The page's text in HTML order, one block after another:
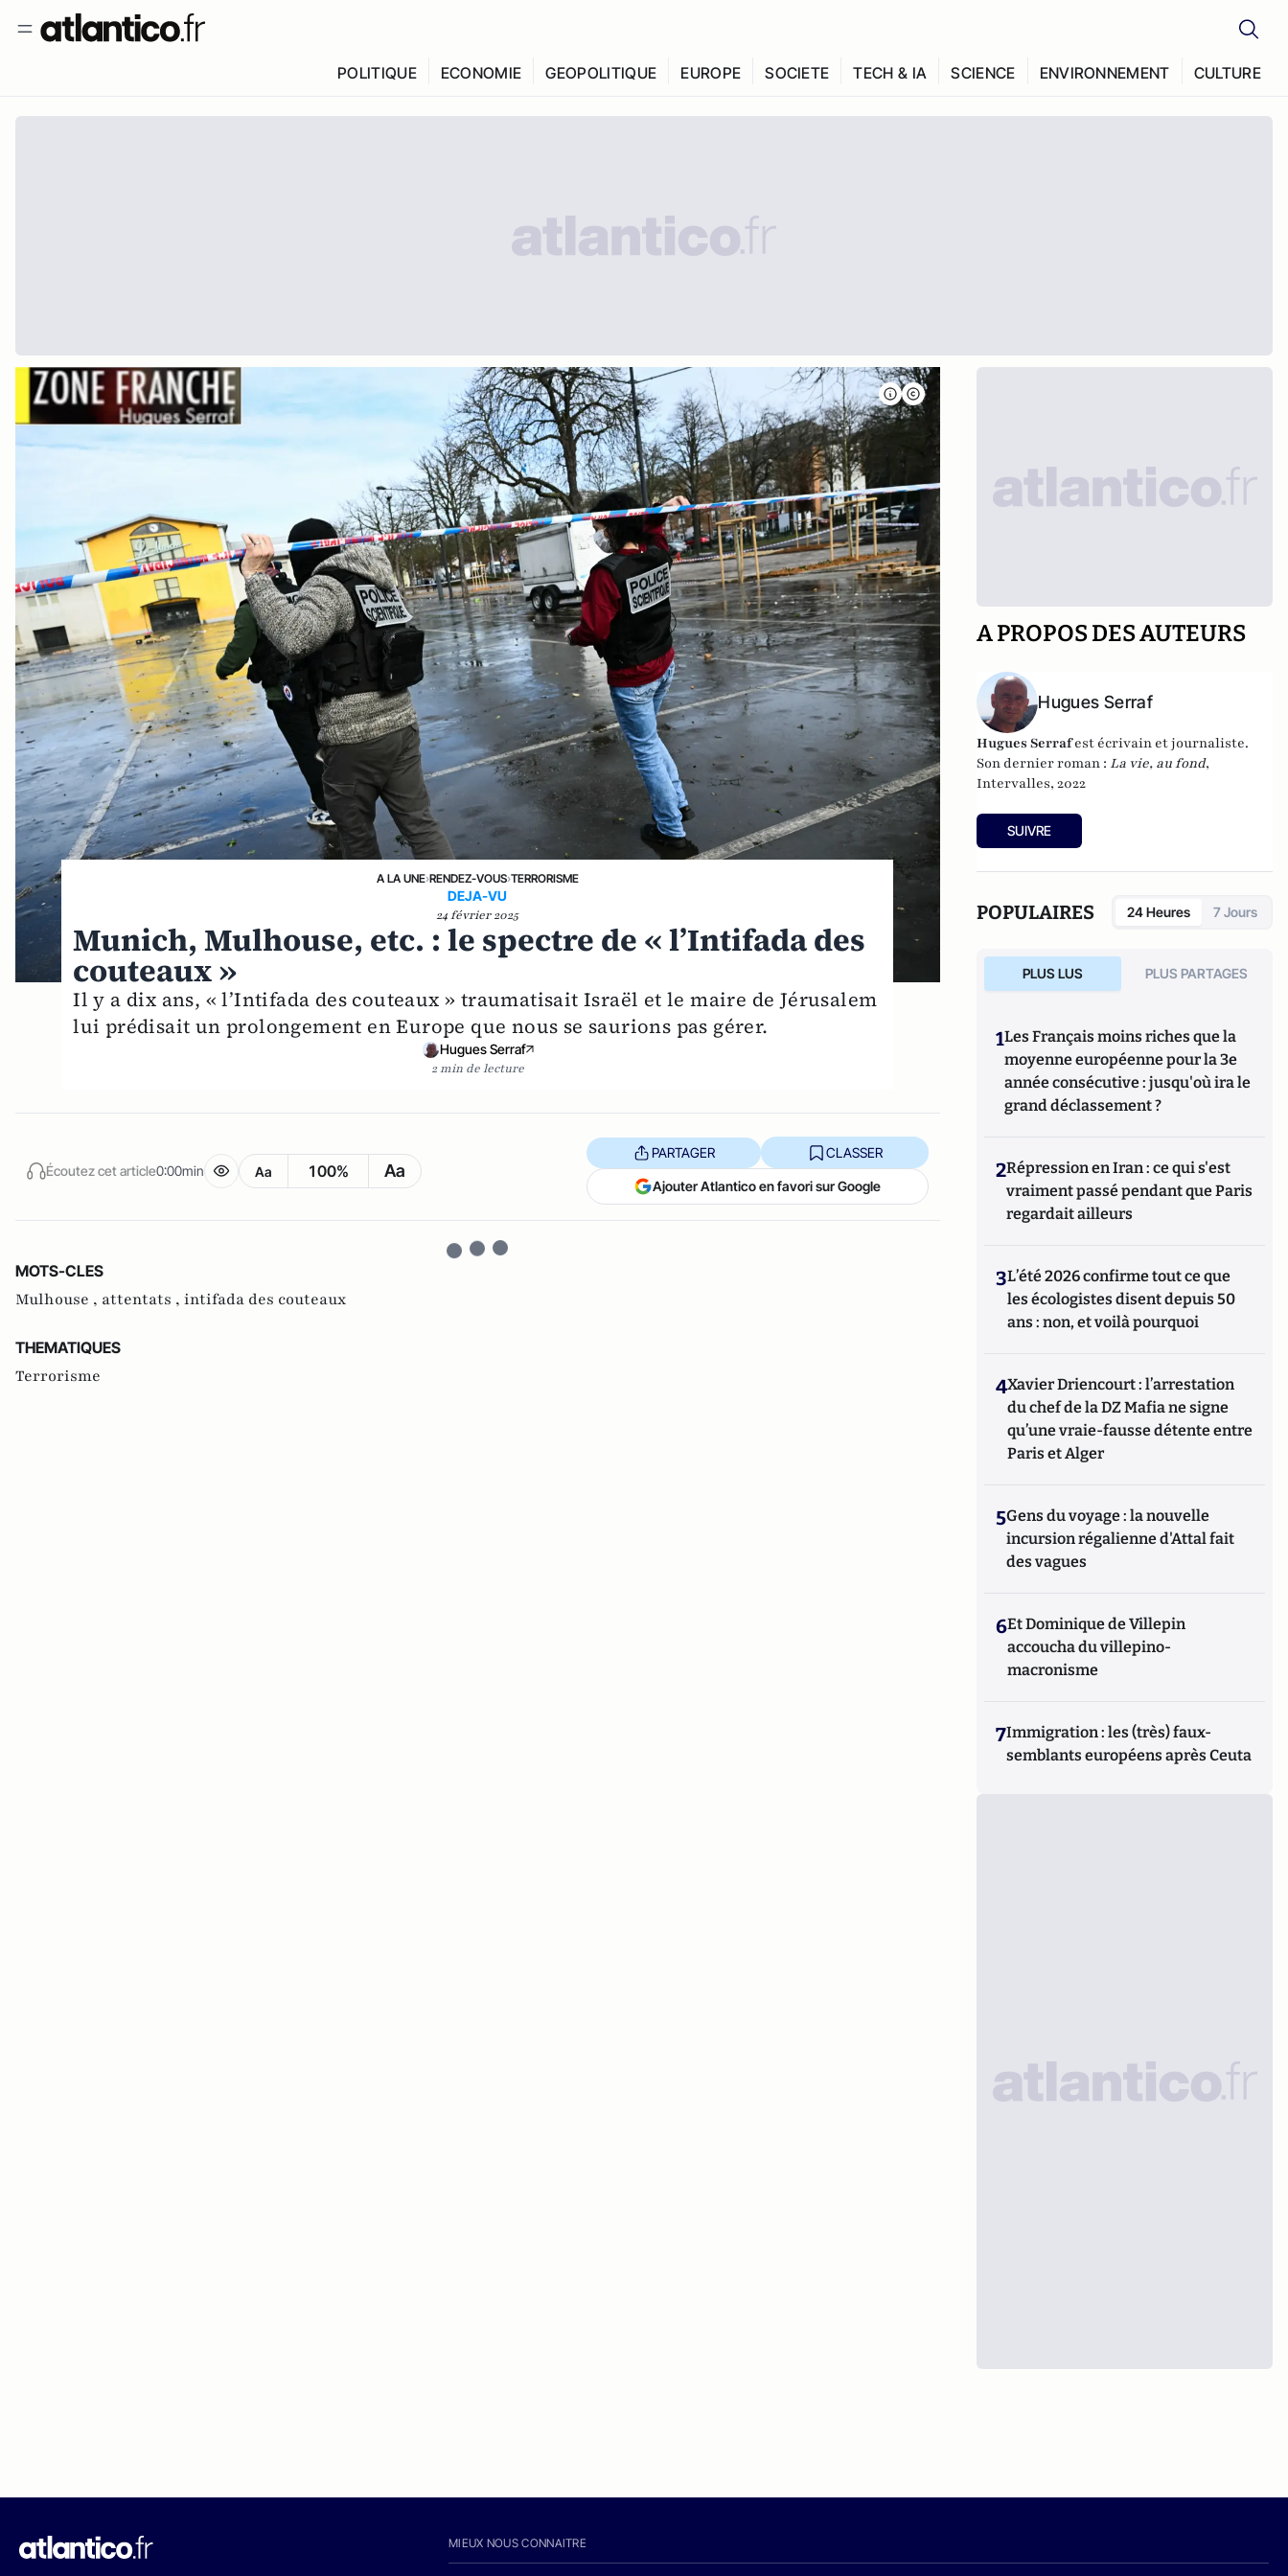
POLITIQUE ECONOMIE GEOPOLITIQUE EUROPE SOCIETE TECH & IA SCIENCE ENVIRONNEMENT CULTURE
A LA UNE›RENDEZ-VOUS›TERRORISME
DEJA-VU
24 février 2025
Munich, Mulhouse, etc. : le spectre de « l’Intifada des
couteaux »
Il y a dix ans, « l’Intifada des couteaux » traumatisait Israël et le maire de Jérusalem
lui prédisait un prolongement en Europe que nous se saurions pas gérer.
Hugues Serraf
2 min de lecture
Écoutez cet article0:00min Aa 100% Aa
PARTAGER CLASSER
Ajouter Atlantico en favori sur Google
MOTS-CLES
Mulhouse , attentats , intifada des couteaux
THEMATIQUES
Terrorisme
A PROPOS DES AUTEURS
Hugues Serraf
Hugues Serrafest écrivain et journaliste.
Son dernier roman : La vie, au fond,
Intervalles, 2022
SUIVRE
POPULAIRES 24 Heures 7 Jours
PLUS LUS PLUS PARTAGES
1Les Français moins riches que la
moyenne européenne pour la 3e
année consécutive : jusqu'où ira le
grand déclassement ?
2Répression en Iran : ce qui s'est
vraiment passé pendant que Paris
regardait ailleurs
3L’été 2026 confirme tout ce que
les écologistes disent depuis 50
ans : non, et voilà pourquoi
4Xavier Driencourt : l’arrestation
du chef de la DZ Mafia ne signe
qu’une vraie-fausse détente entre
Paris et Alger
5Gens du voyage : la nouvelle
incursion régalienne d'Attal fait
des vagues
6Et Dominique de Villepin
accoucha du villepino-
macronisme
7Immigration : les (très) faux-
semblants européens après Ceuta
MIEUX NOUS CONNAITRE